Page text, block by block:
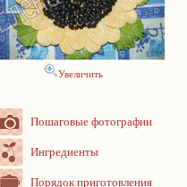
Увеличить
Пошаговые фотографии
Ингредиенты
Порядок приготовления